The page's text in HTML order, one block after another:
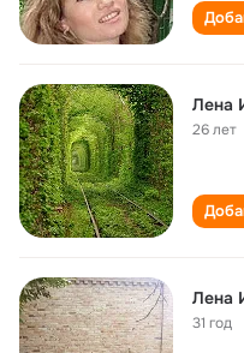
Лена
26 лет
Лена
31 год